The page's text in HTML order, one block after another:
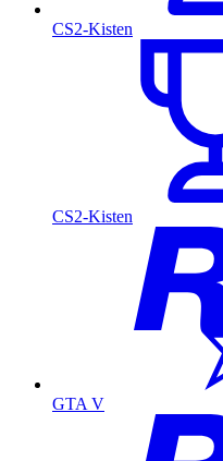
CS2-Kisten
CS2-Kisten
GTA V